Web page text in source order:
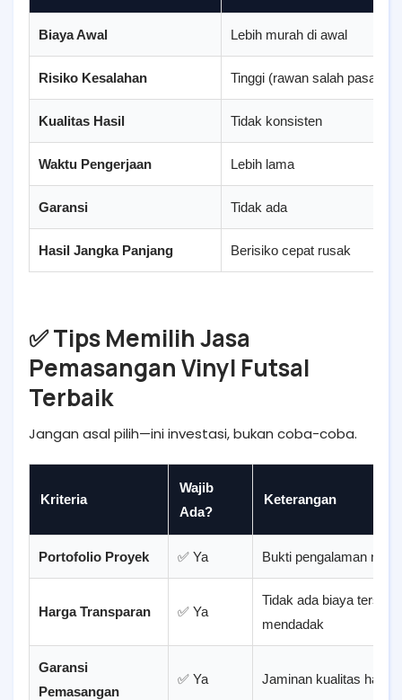
Biaya Awal Lebih murah di awal
Risiko Kesalahan Tinggi (rawan salah pasang)
Kualitas Hasil Tidak konsisten
Waktu Pengerjaan Lebih lama
Garansi Tidak ada
Hasil Jangka Panjang Berisiko cepat rusak
✅ Tips Memilih Jasa
Pemasangan Vinyl Futsal
Terbaik
Jangan asal pilih—ini investasi, bukan coba-coba.
Kriteria
Wajib
Ada?
Keterangan
Portofolio Proyek ✅ Ya Bukti pengalaman
Harga Transparan ✅ Ya
Tidak ada biaya
mendadak
Garansi
Pemasangan
✅ Ya Jaminan kualitas hasil